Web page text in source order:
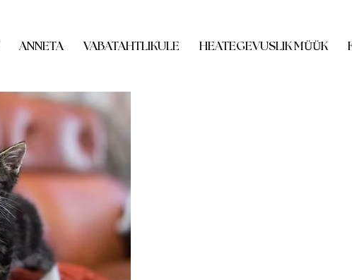
ANNETA VABATAHTLIKULE HEATEGEVUSLIK MÜÜK